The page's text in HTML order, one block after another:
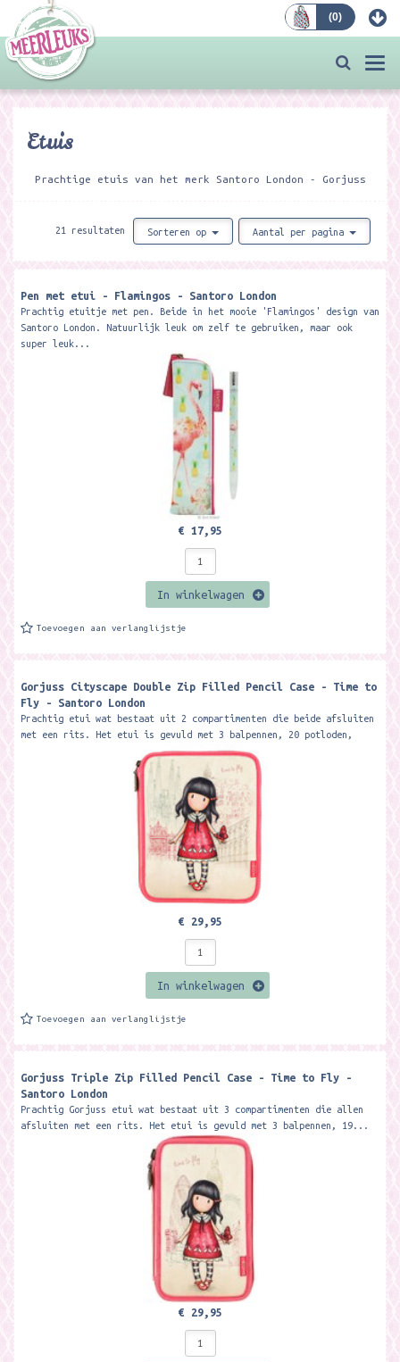
(0)
Etuis
Prachtige etuis van het merk Santoro London - Gorjuss
21 resultaten Sorteren op Aantal per pagina
Pen met etui - Flamingos - Santoro London
Prachtig etuitje met pen. Beide in het mooie 'Flamingos' design van
Santoro London. Natuurlijk leuk om zelf te gebruiken, maar ook
super leuk...
€ 17,95
In winkelwagen
Toevoegen aan verlanglijstje
Gorjuss Cityscape Double Zip Filled Pencil Case - Time to
Fly - Santoro London
Prachtig etui wat bestaat uit 2 compartimenten die beide afsluiten
met een rits. Het etui is gevuld met 3 balpennen, 20 potloden,
€ 29,95
In winkelwagen
Toevoegen aan verlanglijstje
Gorjuss Triple Zip Filled Pencil Case - Time to Fly -
Santoro London
Prachtig Gorjuss etui wat bestaat uit 3 compartimenten die allen
afsluiten met een rits. Het etui is gevuld met 3 balpennen, 19...
€ 29,95